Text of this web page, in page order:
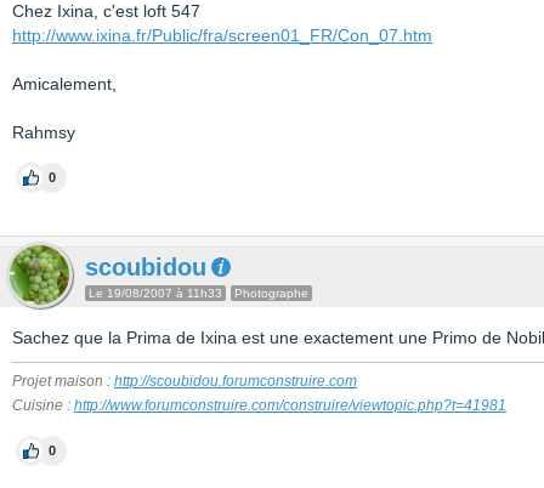
Chez Ixina, c'est loft 547
http://www.ixina.fr/Public/fra/screen01_FR/Con_07.htm
Amicalement,
Rahmsy
0
scoubidou
Le 19/08/2007 à 11h33 Photographe
Sachez que la Prima de Ixina est une exactement une Primo de
Projet maison : http://scoubidou.forumconstruire.com
Cuisine : http://www.forumconstruire.com/construire/viewtopic.php?t=41981
0